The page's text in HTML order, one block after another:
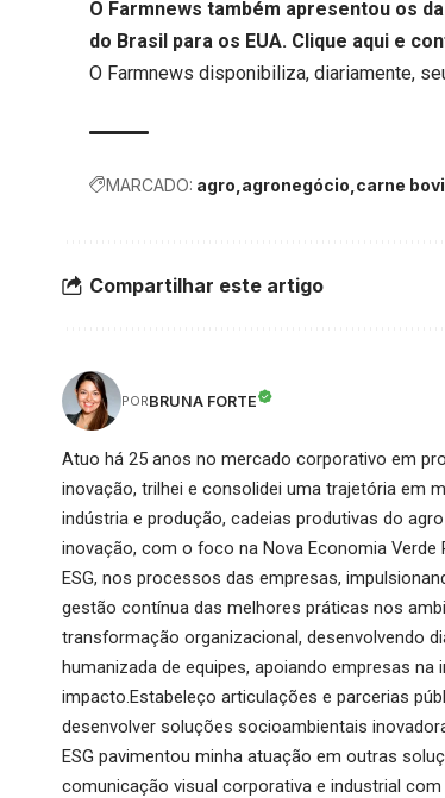
O Farmnews também apresentou os
do Brasil para os EUA. Clique aqui e
O Farmnews disponibiliza, diariamente,
MARCADO: agro agronegócio carne
Compartilhar este artigo
PORBRUNA FORTE
Atuo há 25 anos no mercado corporativo em
inovação, trilhei e consolidei uma trajetória em
indústria e produção, cadeias produtivas do
inovação, com o foco na Nova Economia
ESG, nos processos das empresas,
gestão contínua das melhores práticas nos
transformação organizacional, desenvolvendo
humanizada de equipes, apoiando empresas
impacto.Estabeleço articulações e parcerias
desenvolver soluções socioambientais
ESG pavimentou minha atuação em outras
comunicação visual corporativa e industrial